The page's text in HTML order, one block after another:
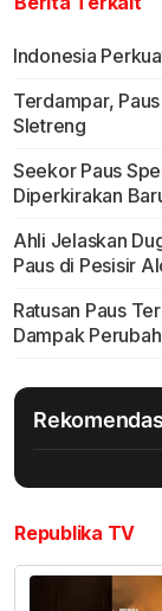
Indonesia
Terdampar,
Sletreng
Seekor Paus
Diperkirakan
Ahli Jelaskan
Paus di Pesisir
Ratusan Paus
Dampak
Republika TV